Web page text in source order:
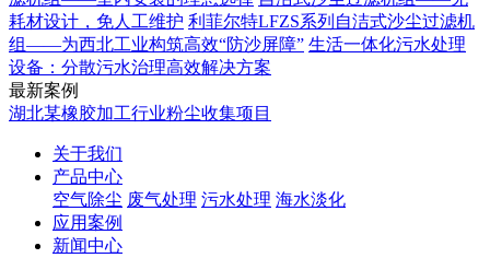
耗材设计，免人工维护 利菲尔特LFZS系列自洁式沙尘过滤机
组——为西北工业构筑高效“防沙屏障” 生活一体化污水处理
设备：分散污水治理高效解决方案
最新案例
湖北某橡胶加工行业粉尘收集项目
关于我们
产品中心
空气除尘 废气处理 污水处理 海水淡化
应用案例
新闻中心